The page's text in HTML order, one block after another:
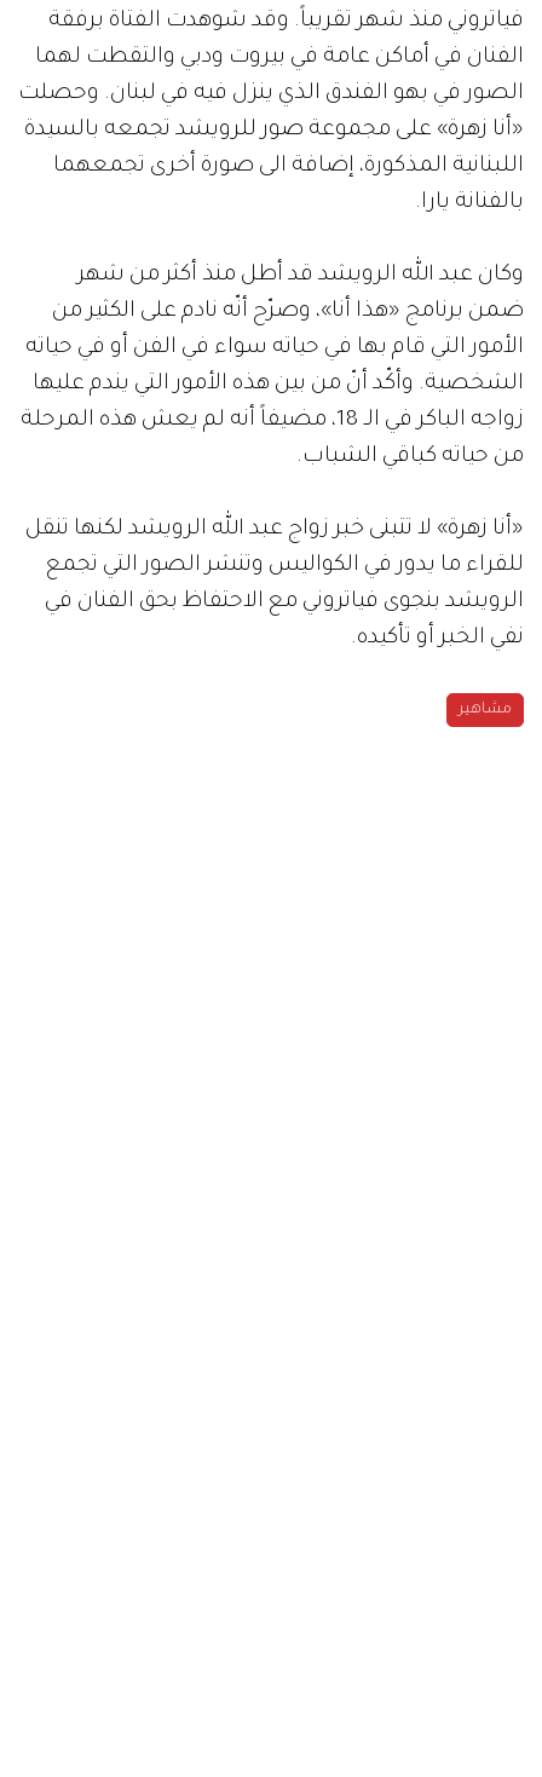
فياتروني منذ شهر تقريباً. وقد شوهدت الفتاة برفقة
الفنان في أماكن عامة في بيروت ودبي والتقطت لهما
الصور في بهو الفندق الذي ينزل فيه في لبنان. وحصلت
«أنا زهرة» على مجموعة صور للرويشد تجمعه بالسيدة
اللبنانية المذكورة، إضافة الى صورة أخرى تجمعهما
بالفنانة يارا.
وكان عبد الله الرويشد قد أطل منذ أكثر من شهر
ضمن برنامج «هذا أنا»، وصرّح أنّه نادم على الكثير من
الأمور التي قام بها في حياته سواء في الفن أو في حياته
الشخصية. وأكّد أنّ من بين هذه الأمور التي يندم عليها
زواجه الباكر في الـ 18، مضيفاً أنه لم يعش هذه المرحلة
من حياته كباقي الشباب.
«أنا زهرة» لا تتبنى خبر زواج عبد الله الرويشد لكنها تنقل
للقراء ما يدور في الكواليس وتنشر الصور التي تجمع
الرويشد بنجوى فياتروني مع الاحتفاظ بحق الفنان في
نفي الخبر أو تأكيده.
مشاهير